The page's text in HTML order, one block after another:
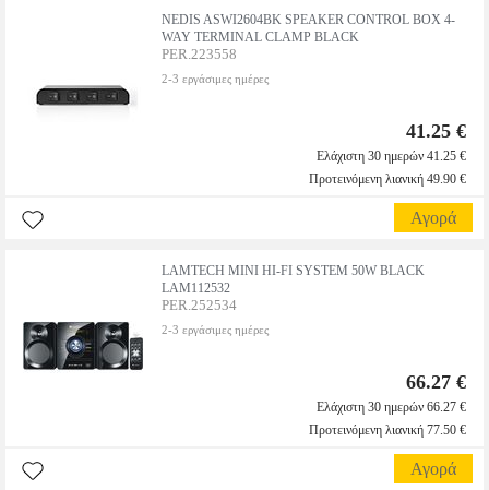
NEDIS ASWI2604BK SPEAKER CONTROL BOX 4-
WAY TERMINAL CLAMP BLACK
PER.223558
2-3 εργάσιμες ημέρες
41.25 €
Ελάχιστη 30 ημερών 41.25 €
Προτεινόμενη λιανική 49.90 €
Αγορά
LAMTECH MINI HI-FI SYSTEM 50W BLACK
LAM112532
PER.252534
2-3 εργάσιμες ημέρες
66.27 €
Ελάχιστη 30 ημερών 66.27 €
Προτεινόμενη λιανική 77.50 €
Αγορά